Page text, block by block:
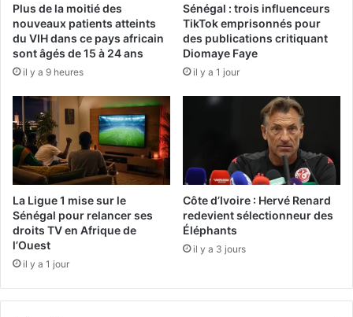
Plus de la moitié des
nouveaux patients atteints
du VIH dans ce pays africain
sont âgés de 15 à 24 ans
il y a 9 heures
Sénégal : trois influenceurs
TikTok emprisonnés pour
des publications critiquant
Diomaye Faye
il y a 1 jour
La Ligue 1 mise sur le
Sénégal pour relancer ses
droits TV en Afrique de
l’Ouest
il y a 1 jour
Côte d’Ivoire : Hervé Renard
redevient sélectionneur des
Éléphants
il y a 3 jours